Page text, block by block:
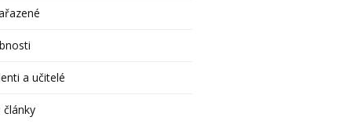
a učitelé
články